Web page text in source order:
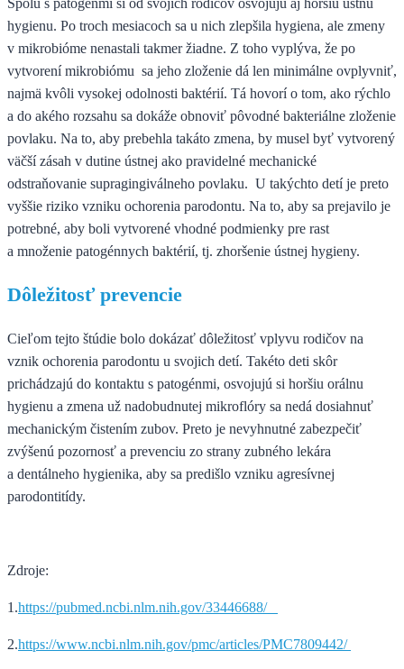
hygienu. Po troch mesiacoch sa u nich zlepšila hygiena, ale zmeny
v mikrobióme nenastali takmer žiadne. Z toho vyplýva, že po
vytvorení mikrobiómu sa jeho zloženie dá len minimálne ovplyvniť,
najmä kvôli vysokej odolnosti baktérií. Tá hovorí o tom, ako rýchlo
a do akého rozsahu sa dokáže obnoviť pôvodné bakteriálne zloženie
povlaku. Na to, aby prebehla takáto zmena, by musel byť vytvorený
väčší zásah v dutine ústnej ako pravidelné mechanické
odstraňovanie supragingiválneho povlaku. U takýchto detí je preto
vyššie riziko vzniku ochorenia parodontu. Na to, aby sa prejavilo je
potrebné, aby boli vytvorené vhodné podmienky pre rast
a množenie patogénnych baktérií, tj. zhoršenie ústnej hygieny.
Dôležitosť prevencie
Cieľom tejto štúdie bolo dokázať dôležitosť vplyvu rodičov na
vznik ochorenia parodontu u svojich detí. Takéto deti skôr
prichádzajú do kontaktu s patogénmi, osvojujú si horšiu orálnu
hygienu a zmena už nadobudnutej mikroflóry sa nedá dosiahnuť
mechanickým čistením zubov. Preto je nevyhnutné zabezpečiť
zvýšenú pozornosť a prevenciu zo strany zubného lekára
a dentálneho hygienika, aby sa predišlo vzniku agresívnej
parodontitídy.
Zdroje:
1.https://pubmed.ncbi.nlm.nih.gov/33446688/
2.https://www.ncbi.nlm.nih.gov/pmc/articles/PMC7809442/